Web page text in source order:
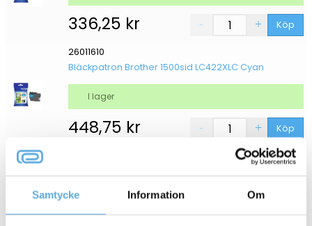
Samtycke Information Om
336,25 kr Köp
26011610
Bläckpatron Brother 1500sid LC422XLC Cyan
448,75 kr Köp
I lager